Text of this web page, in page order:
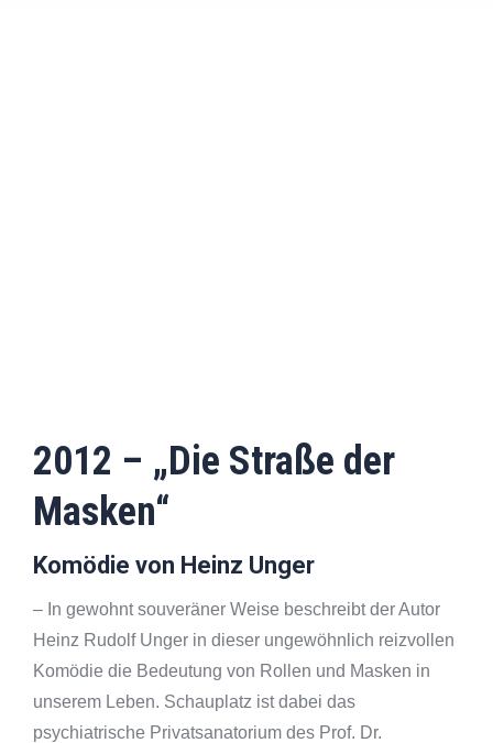
2012 – „Die Straße der
Masken“
Komödie von Heinz Unger
– In gewohnt souveräner Weise beschreibt der Autor
Heinz Rudolf Unger in dieser ungewöhnlich reizvollen
Komödie die Bedeutung von Rollen und Masken in
unserem Leben. Schauplatz ist dabei das
psychiatrische Privatsanatorium des Prof. Dr.